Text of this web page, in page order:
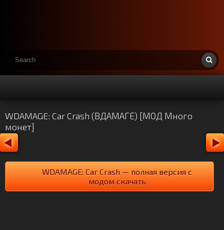
WDAMAGE: Car Crash (ВДАМАГЕ) [МОД Много
монет]
WDAMAGE: Car Crash — полная версия с
модом скачать